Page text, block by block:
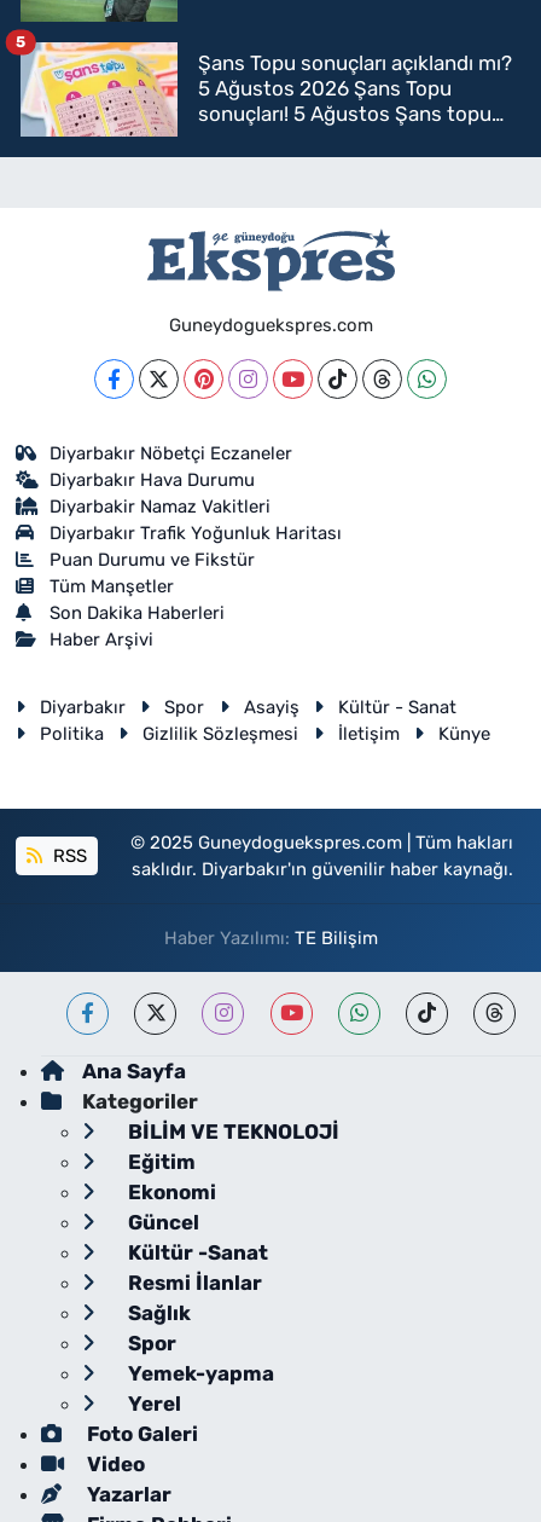
Şans Topu sonuçları açıklandı mı?
5 Ağustos 2026 Şans Topu
sonuçları! 5 Ağustos Şans topu
5
Guneydoguekspres.com
Diyarbakır Nöbetçi Eczaneler
Diyarbakır Hava Durumu
Diyarbakir Namaz Vakitleri
Diyarbakır Trafik Yoğunluk Haritası
Puan Durumu ve Fikstür
Tüm Manşetler
Son Dakika Haberleri
Haber Arşivi
Diyarbakır Spor Asayiş
Kültür - Sanat
Politika
Gizlilik Sözleşmesi İletişim Künye
RSS
© 2025 Guneydoguekspres.com | Tüm hakları
saklıdır. Diyarbakır'ın güvenilir haber kaynağı.
Haber Yazılımı: TE Bilişim
Ana Sayfa
Kategoriler
BİLİM VE TEKNOLOJİ
Eğitim
Ekonomi
Güncel
Kültür -Sanat
Resmi İlanlar
Sağlık
Spor
Yemek-yapma
Yerel
Foto Galeri
Video
Yazarlar